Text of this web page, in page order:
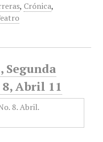
, Crónica,
Segunda
8, Abril 11